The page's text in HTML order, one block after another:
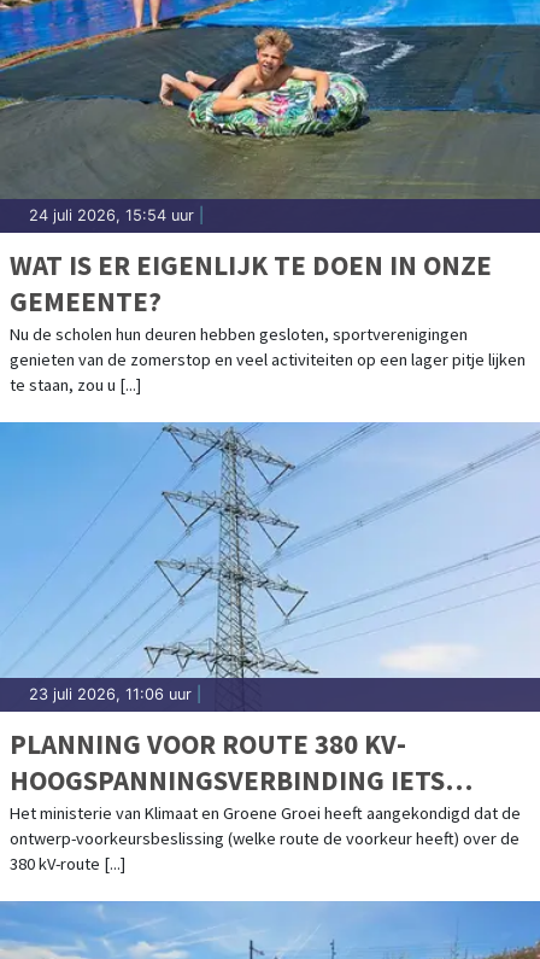
24 juli 2026, 15:54 uur
WAT IS ER EIGENLIJK TE DOEN IN ONZE
GEMEENTE?
Nu de scholen hun deuren hebben gesloten, sportverenigingen
genieten van de zomerstop en veel activiteiten op een lager pitje lijken
te staan, zou u [...]
23 juli 2026, 11:06 uur
PLANNING VOOR ROUTE 380 KV-
HOOGSPANNINGSVERBINDING IETS
UITGESTELD
Het ministerie van Klimaat en Groene Groei heeft aangekondigd dat de
ontwerp-voorkeursbeslissing (welke route de voorkeur heeft) over de
380 kV-route [...]